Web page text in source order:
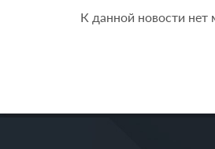
К данной новости нет